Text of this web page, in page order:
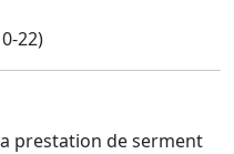
22)
prestation de serment